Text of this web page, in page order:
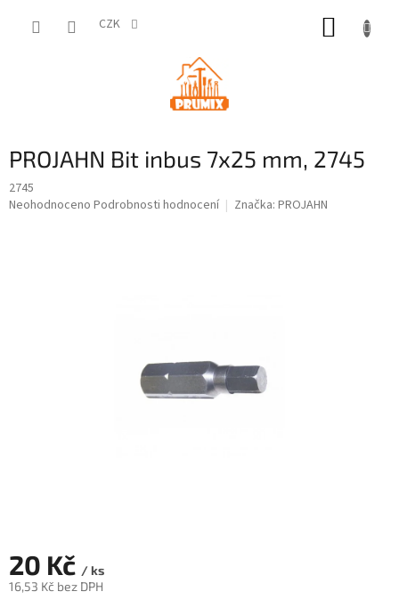
CZK
PROJAHN Bit inbus 7x25 mm, 2745
2745
Průměrné
Neohodnoceno Podrobnosti hodnocení Značka: PROJAHN
20 Kč / ks
16,53 Kč bez DPH